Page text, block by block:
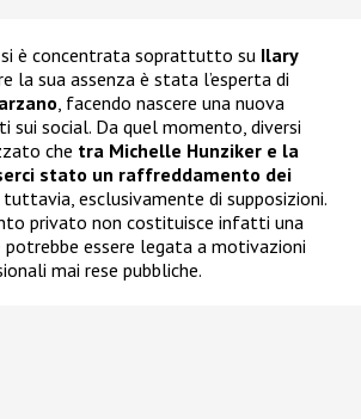
si è concentrata soprattutto su Ilary
la sua assenza è stata l’esperta di
, facendo nascere una nuova
sui social. Da quel momento, diversi
che tra Michelle Hunziker e la
stato un raffreddamento dei
esclusivamente di supposizioni.
privato non costituisce infatti una
essere legata a motivazioni
mai rese pubbliche.